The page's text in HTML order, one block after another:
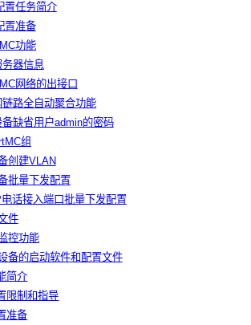
置任务简介
置准备
功能
器信息
网络的出接口
路全自动聚合功能
缺省用户admin的密码
组
创建VLAN
批量下发配置
话接入端口批量下发配置
件
控功能
备的启动软件和配置文件
简介
限制和指导
准备